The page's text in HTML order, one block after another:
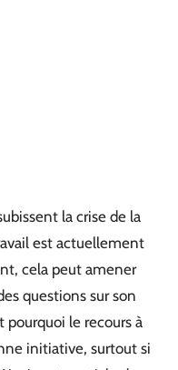
la crise de la
est actuellement
cela peut amener
questions sur son
pourquoi le recours à
initiative, surtout si